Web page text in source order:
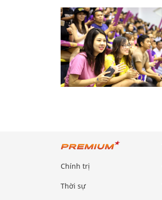
Chính trị
Thời sự